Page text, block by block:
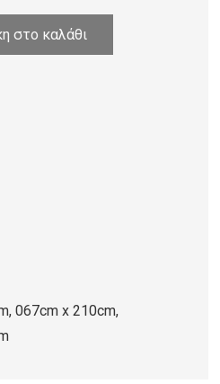
50,00 €
στο καλάθι
067cm x 210cm,